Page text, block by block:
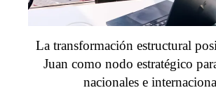
La transformación estructural
Juan como nodo estratégico
nacionales e